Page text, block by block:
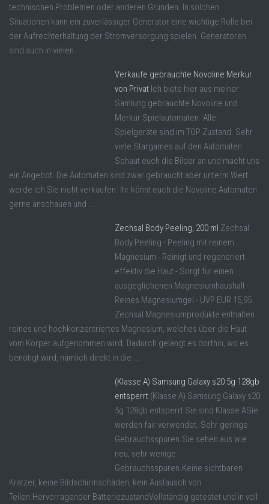
technischen Problemen oder anderen Gründen. In solchen
Situationen kann ein zuverlässiger Generator eine wichtige Rolle bei
der Aufrechterhaltung der Stromversorgung spielen. Generatoren
sind auch in vielen ...
Verkaufe gebrauchte Novoline Merkur
von Privat Ich biete hier aus meiner
Samlung gebrauchte Novoline und
Merkur Spielautomaten. Alle
Spielgeräte sind im TOP Zustand. Sehr
viele Stargames auf den Automaten.
Schaut euch die Bilder an und macht uns
ein Angebot. Die Automaten sind zwar gebraucht aber unterm Wert
werde ich Sie nicht verkaufen. Ihr könnt euch die Novoline Automaten
gerne anschauen und ...
Zechsal Body Peeling, 200 ml Zechsal
Body Peeling - Peeling mit reinem
Magnesium - Reinigt und regeneriert
effektiv die Haut - Sorgt für einen
ausgeglichenen Magnesiumhaushalt -
Reines Magnesiumgel - UVP EUR 15,95
Zechsal Magnesiumprodukte enthalten
reines und hochkonzentriertes Magnesium, welches über die Haut
vom Körper aufgenommen wird. Dadurch gelangt es dorthin, wo es
benötigt wird, nämlich direkt in die ...
(Klasse A) Samsung Galaxy s20 5g 128gb
entsperrt (Klasse A) Samsung Galaxy s20
5g 128gb entsperrt Sie sind Klasse ASie
werden fair verwendet. Sehr geringe
Gebrauchsspuren.Sie sehen aus wie
neu, sehr wenige
Gebrauchsspuren.Keine sichtbaren
Kratzer, keine Bildschirmschäden, kein Austausch von
Teilen.Hervorragender BatteriezustandVollständig getestet und in voll